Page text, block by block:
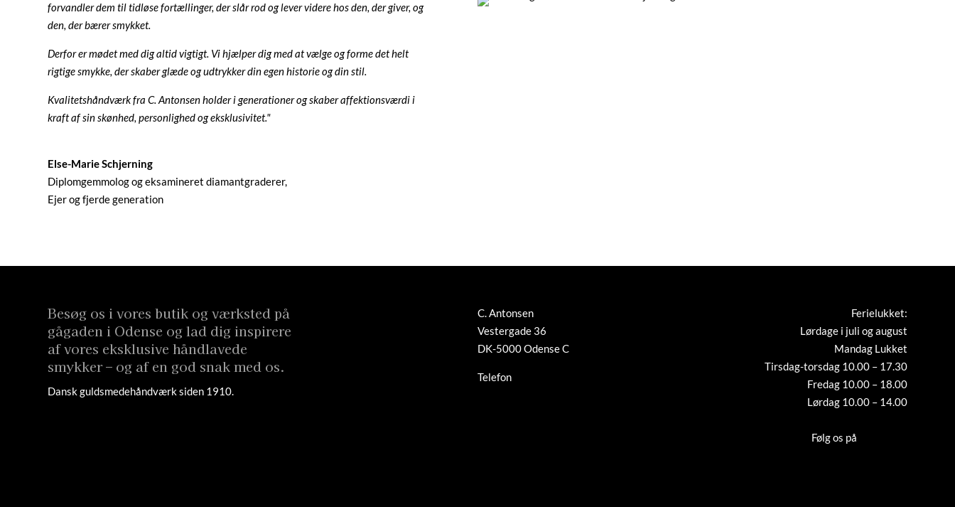
forvandler dem til tidløse fortællinger, der slår rod og lever videre hos den, der giver, og
den, der bærer smykket.
Derfor er mødet med dig altid vigtigt. Vi hjælper dig med at vælge og forme det helt
rigtige smykke, der skaber glæde og udtrykker din egen historie og din stil.
Kvalitetshåndværk fra C. Antonsen holder i generationer og skaber affektionsværdi i
kraft af sin skønhed, personlighed og eksklusivitet."
Else-Marie Schjerning
Diplomgemmolog og eksamineret diamantgraderer,
Ejer og fjerde generation
Besøg os i vores butik og værksted på
gågaden i Odense og lad dig inspirere
af vores eksklusive håndlavede
smykker – og af en god snak med os.
Dansk guldsmedehåndværk siden 1910.
C. Antonsen
Vestergade 36
DK-5000 Odense C
Telefon
Ferielukket:
Lørdage i juli og august
Mandag Lukket
Tirsdag-torsdag 10.00 – 17.30
Fredag 10.00 – 18.00
Lørdag 10.00 – 14.00
Følg os på